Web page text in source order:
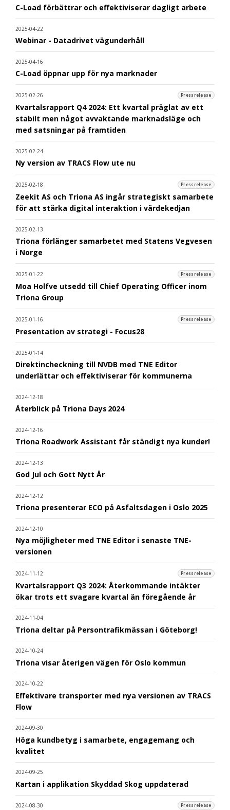
C-Load förbättrar och effektiviserar dagligt arbete
2025-04-22
Webinar - Datadrivet vägunderhåll
2025-04-16
C-Load öppnar upp för nya marknader
2025-02-26 Pressrelease
Kvartalsrapport Q4 2024: Ett kvartal präglat av ett
stabilt men något avvaktande marknadsläge och
med satsningar på framtiden
2025-02-24
Ny version av TRACS Flow ute nu
2025-02-18 Pressrelease
Zeekit AS och Triona AS ingår strategiskt samarbete
för att stärka digital interaktion i värdekedjan
2025-02-13
Triona förlänger samarbetet med Statens Vegvesen
i Norge
2025-01-22 Pressrelease
Moa Holfve utsedd till Chief Operating Officer inom
Triona Group
2025-01-16 Pressrelease
Presentation av strategi - Focus28
2025-01-14
Direktincheckning till NVDB med TNE Editor
underlättar och effektiviserar för kommunerna
2024-12-18
Återblick på Triona Days 2024
2024-12-16
Triona Roadwork Assistant får ständigt nya kunder!
2024-12-13
God Jul och Gott Nytt År
2024-12-12
Triona presenterar ECO på Asfaltsdagen i Oslo 2025
2024-12-10
Nya möjligheter med TNE Editor i senaste TNE-
versionen
2024-11-12 Pressrelease
Kvartalsrapport Q3 2024: Återkommande intäkter
ökar trots ett svagare kvartal än föregående år
2024-11-04
Triona deltar på Persontrafikmässan i Göteborg!
2024-10-24
Triona visar återigen vägen för Oslo kommun
2024-10-22
Effektivare transporter med nya versionen av TRACS
Flow
2024-09-30
Höga kundbetyg i samarbete, engagemang och
kvalitet
2024-09-25
Kartan i applikation Skyddad Skog uppdaterad
2024-08-30 Pressrelease